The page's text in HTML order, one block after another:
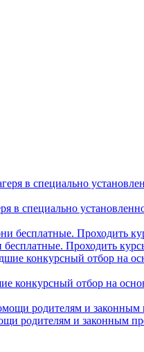
в специально
Проходить
конкурсный отбор на
родителям и законным